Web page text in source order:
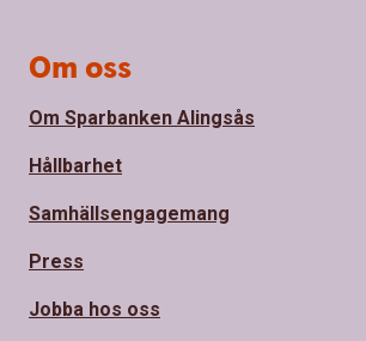
Om oss
Om Sparbanken Alingsås
Hållbarhet
Samhällsengagemang
Press
Jobba hos oss